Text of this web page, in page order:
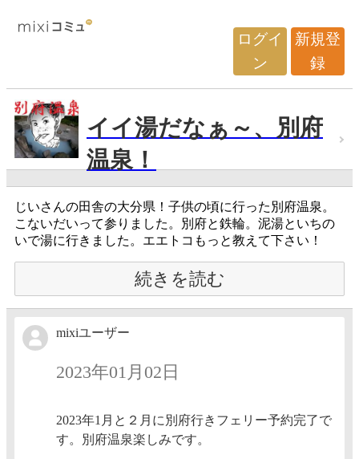
ログイ
ン
新規登
録
イイ湯だなぁ～、別府
温泉！
じいさんの田舎の大分県！子供の頃に行った別府温泉。
こないだいって参りました。別府と鉄輪。泥湯といちの
いで湯に行きました。エエトコもっと教えて下さい！
続きを読む
mixiユーザー
2023年01月02日
2023年1月と２月に別府行きフェリー予約完了で
す。別府温泉楽しみです。